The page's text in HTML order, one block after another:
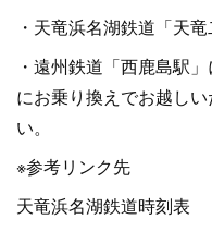
・天竜浜名湖鉄道「天
・遠州鉄道「西鹿島駅
にお乗り換えでお越し
い。
※参考リンク先
天竜浜名湖鉄道時刻表